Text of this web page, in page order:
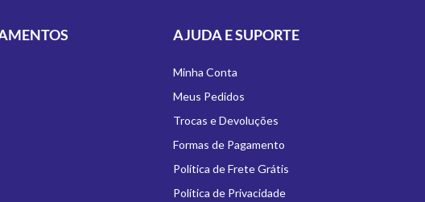
AJUDA E SUPORTE
Minha Conta
Meus Pedidos
Trocas e Devoluções
Formas de Pagamento
Política de Frete Grátis
Política de Privacidade